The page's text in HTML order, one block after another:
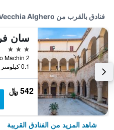
فنادق بالقرب من B&B Vecchia Alghero
3 نجوم
0.1 كيلومتر عن وسط المدينة
542 ﷼
شاهد المزيد من الفنادق القريبة